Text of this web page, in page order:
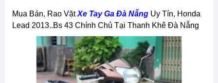
Mua Bán, Rao VặtXe Tay Ga Đà Nẵng Uy Tín, Honda
Lead 2013..bs 43 Chính Chủ Tại Thanh Khê Đà Nẵng